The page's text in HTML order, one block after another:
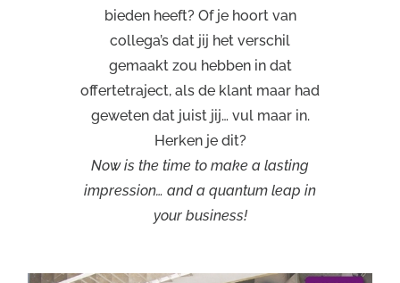
bieden heeft? Of je hoort van
collega’s dat jij het verschil
gemaakt zou hebben in dat
offertetraject, als de klant maar had
geweten dat juist jij… vul maar in.
Herken je dit?
Now is the time to make a lasting
impression… and a quantum leap in
your business!